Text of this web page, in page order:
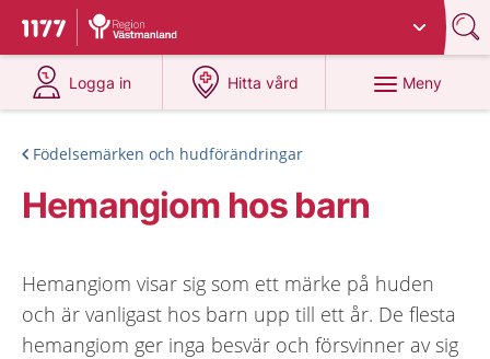
Till startsidan för 1177
Du har valt region
Logga in
på 1177.se
Hitta vård
på 1177.se
Meny
Födelsemärken och hudförändringar
Hemangiom hos barn
Hemangiom visar sig som ett märke på huden
och är vanligast hos barn upp till ett år. De flesta
hemangiom ger inga besvär och försvinner av sig